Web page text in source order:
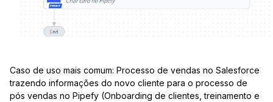
Caso de uso mais comum: Processo de vendas no Salesforce
trazendo informações do novo cliente para o processo de
pós vendas no Pipefy (Onboarding de clientes, treinamento e